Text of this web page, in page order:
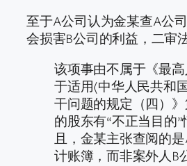
至于A公司认为金某查A公
会损害B公司的利益，二审
该项事由不属于《最
于适用〈中华人民共和
干问题的规定（四）
的股东有“不正当目的
且，金某主张查阅的
计账簿，而非案外人B